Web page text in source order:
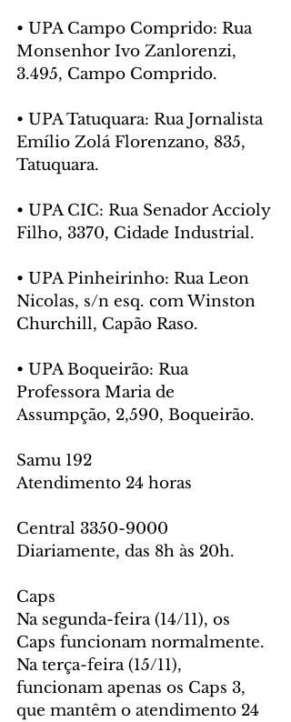
• UPA Campo Comprido: Rua
Monsenhor Ivo Zanlorenzi,
3.495, Campo Comprido.
• UPA Tatuquara: Rua Jornalista
Emílio Zolá Florenzano, 835,
Tatuquara.
• UPA CIC: Rua Senador Accioly
Filho, 3370, Cidade Industrial.
• UPA Pinheirinho: Rua Leon
Nicolas, s/n esq. com Winston
Churchill, Capão Raso.
• UPA Boqueirão: Rua
Professora Maria de
Assumpção, 2,590, Boqueirão.
Samu 192
Atendimento 24 horas
Central 3350-9000
Diariamente, das 8h às 20h.
Caps
Na segunda-feira (14/11), os
Caps funcionam normalmente.
Na terça-feira (15/11),
funcionam apenas os Caps 3,
que mantêm o atendimento 24